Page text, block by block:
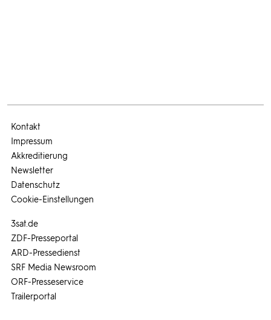
3sat.de
ZDF-Presseportal
ARD-Pressedienst
SRF Media Newsroom
ORF-Presseservice
Trailerportal
Kontakt
Impressum
Akkreditierung
Newsletter
Datenschutz
Cookie-Einstellungen